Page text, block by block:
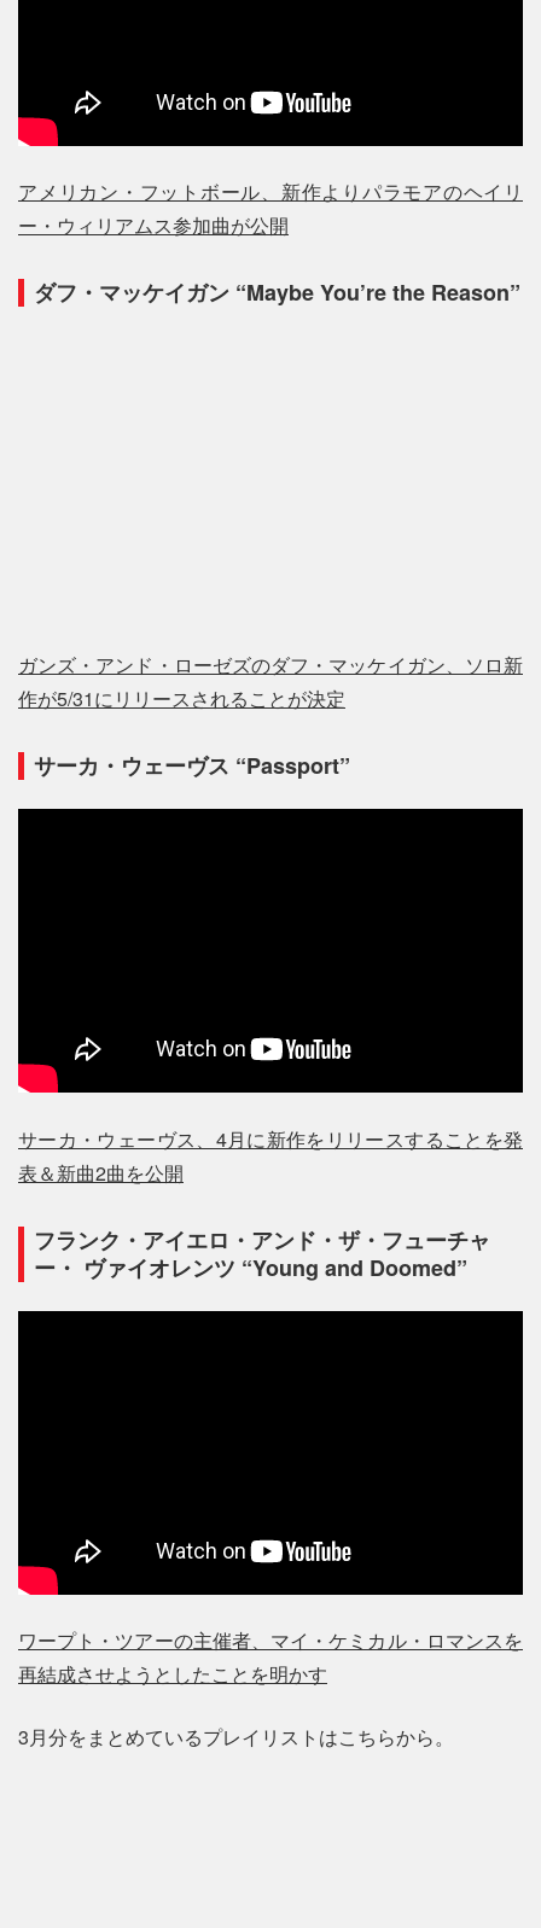
アメリカン・フットボール、新作よりパラモアのヘイリ
ー・ウィリアムス参加曲が公開
ダフ・マッケイガン “Maybe You’re the Reason”
ガンズ・アンド・ローゼズのダフ・マッケイガン、ソロ新
作が5/31にリリースされることが決定
サーカ・ウェーヴス “Passport”
サーカ・ウェーヴス、4月に新作をリリースすることを発
表＆新曲2曲を公開
フランク・アイエロ・アンド・ザ・フューチャ
ー・ ヴァイオレンツ “Young and Doomed”
ワープト・ツアーの主催者、マイ・ケミカル・ロマンスを
再結成させようとしたことを明かす
3月分をまとめているプレイリストはこちらから。